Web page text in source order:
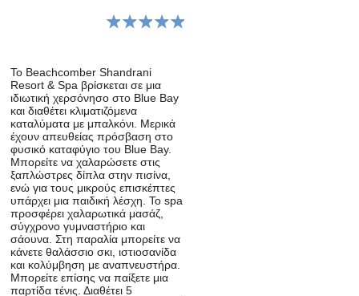
Το Beachcomber Shandrani
Resort & Spa βρίσκεται σε μια
ιδιωτική χερσόνησο στο Blue Bay
και διαθέτει κλιματιζόμενα
καταλύματα με μπαλκόνι. Μερικά
έχουν απευθείας πρόσβαση στο
φυσικό καταφύγιο του Blue Bay.
Μπορείτε να χαλαρώσετε στις
ξαπλώστρες δίπλα στην πισίνα,
ενώ για τους μικρούς επισκέπτες
υπάρχει μια παιδική λέσχη. Το spa
προσφέρει χαλαρωτικά μασάζ,
σύγχρονο γυμναστήριο και
σάουνα. Στη παραλία μπορείτε να
κάνετε θαλάσσιο σκι, ιστιοσανίδα
και κολύμβηση με αναπνευστήρα.
Μπορείτε επίσης να παίξετε μια
παρτίδα τένις. Διαθέτει 5